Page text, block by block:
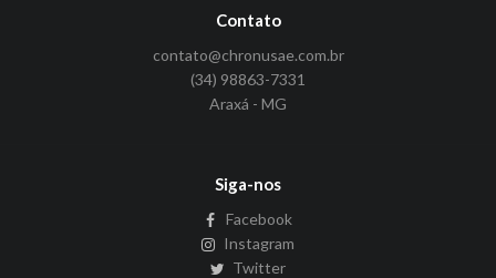
Contato
contato@chronusae.com.br
(34) 98863-7331
Araxá - MG
Siga-nos
Facebook
Instagram
Twitter